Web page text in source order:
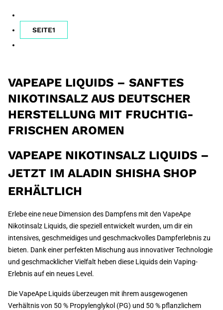
SEITE1
VAPEAPE LIQUIDS – SANFTES
NIKOTINSALZ AUS DEUTSCHER
HERSTELLUNG MIT FRUCHTIG-
FRISCHEN AROMEN
VAPEAPE NIKOTINSALZ LIQUIDS –
JETZT IM ALADIN SHISHA SHOP
ERHÄLTLICH
Erlebe eine neue Dimension des Dampfens mit den VapeApe
Nikotinsalz Liquids, die speziell entwickelt wurden, um dir ein
intensives, geschmeidiges und geschmackvolles Dampferlebnis zu
bieten. Dank einer perfekten Mischung aus innovativer Technologie
und geschmacklicher Vielfalt heben diese Liquids dein Vaping-
Erlebnis auf ein neues Level.
Die VapeApe Liquids überzeugen mit ihrem ausgewogenen
Verhältnis von 50 % Propylenglykol (PG) und 50 % pflanzlichem